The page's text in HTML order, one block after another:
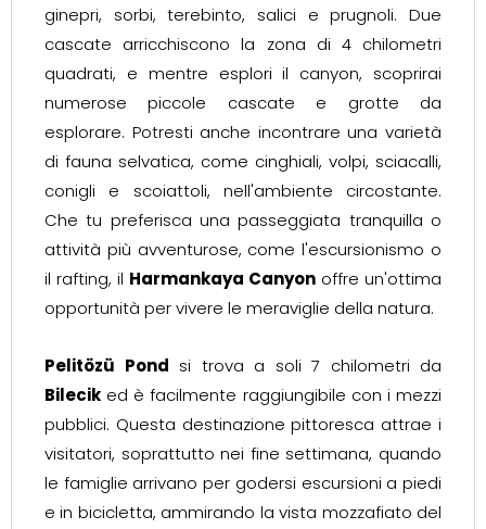
ginepri, sorbi, terebinto, salici e prugnoli. Due
cascate arricchiscono la zona di 4 chilometri
quadrati, e mentre esplori il canyon, scoprirai
numerose piccole cascate e grotte da
esplorare. Potresti anche incontrare una varietà
di fauna selvatica, come cinghiali, volpi, sciacalli,
conigli e scoiattoli, nell'ambiente circostante.
Che tu preferisca una passeggiata tranquilla o
attività più avventurose, come l'escursionismo o
il rafting, il Harmankaya Canyon offre un'ottima
opportunità per vivere le meraviglie della natura.
Pelitözü Pond si trova a soli 7 chilometri da
Bilecik ed è facilmente raggiungibile con i mezzi
pubblici. Questa destinazione pittoresca attrae i
visitatori, soprattutto nei fine settimana, quando
le famiglie arrivano per godersi escursioni a piedi
e in bicicletta, ammirando la vista mozzafiato del